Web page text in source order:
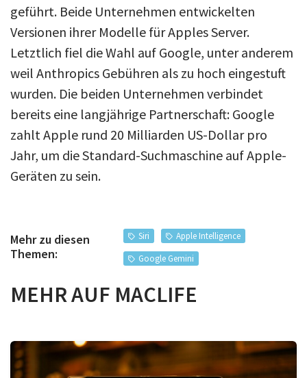
geführt. Beide Unternehmen entwickelten
Versionen ihrer Modelle für Apples Server.
Letztlich fiel die Wahl auf Google, unter anderem
weil Anthropics Gebühren als zu hoch eingestuft
wurden. Die beiden Unternehmen verbindet
bereits eine langjährige Partnerschaft: Google
zahlt Apple rund 20 Milliarden US-Dollar pro
Jahr, um die Standard-Suchmaschine auf Apple-
Geräten zu sein.
Mehr zu diesen
Themen:
Siri
Apple Intelligence
Google Gemini
MEHR AUF MACLIFE